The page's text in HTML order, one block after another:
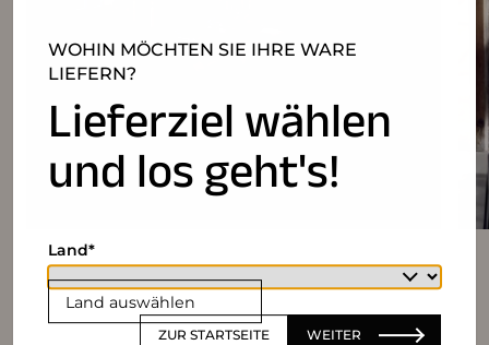
WOHIN MÖCHTEN SIE IHRE WARE
LIEFERN?
Lieferziel wählen
und los geht's!
Land auswählen
Land
ZUR STARTSEITE WEITER